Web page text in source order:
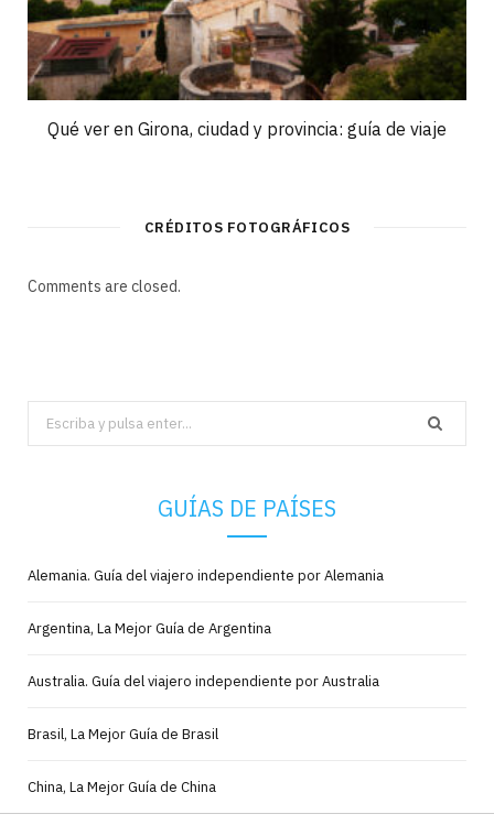
Qué ver en Girona, ciudad y provincia: guía de viaje
CRÉDITOS FOTOGRÁFICOS
Comments are closed.
Search
for:
GUÍAS DE PAÍSES
Alemania. Guía del viajero independiente por Alemania
Argentina, La Mejor Guía de Argentina
Australia. Guía del viajero independiente por Australia
Brasil, La Mejor Guía de Brasil
China, La Mejor Guía de China